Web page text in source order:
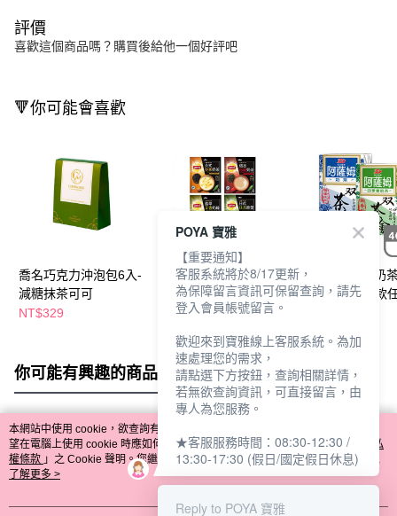
評價
喜歡這個商品嗎？購買後給他一個好評吧
🔻你可能會喜歡
喬名巧克力沖泡包6入-
減糖抹茶可可
NT$329
立頓絕品醇奶茶(15
入)-多款任選
NT$149
阿薩姆雙茶會奶
400ml*6入-多款
你可能有興趣的商品 全站排行
熱門標籤
本網站中使用 cookie，欲查詢有關本網站使用 cookie 方式之詳情，及若您不希
望在電腦上使用 cookie 時應如何變更電腦的 cookie 設定，請參閱本網站「
隱私
權條款 」之 Cookie 聲明。您繼續使用本網站即表示您同意本公司得按本網站使
用條款之 Cookie 聲明使用 cookie。
了解更多 >
POYA 寶雅
【重要通知】
客服系統將於8/17更新，
為保障留言資訊可保留查詢，請先
登入會員帳號留言。
歡迎來到寶雅線上客服系統。為加
速處理您的需求，
請點選下方按鈕，查詢相關詳情，
若無欲查詢資訊，可直接留言，由
專人為您服務。
★客服服務時間：08:30-12:30 /
13:30-17:30 (假日/國定假日休息)
Reply to POYA 寶雅